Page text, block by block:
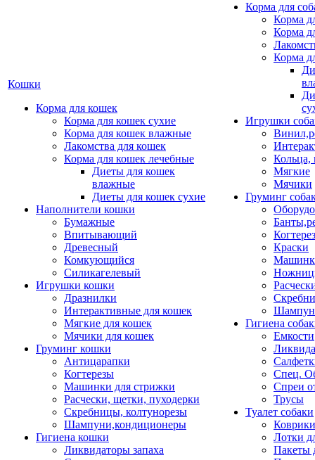
Кошки
Корма для кошек
Корма для кошек сухие
Корма для кошек влажные
Лакомства для кошек
Корма для кошек лечебные
Диеты для кошек
влажные
Диеты для кошек сухие
Наполнители кошки
Бумажные
Впитывающий
Древесный
Комкующийся
Силикагелевый
Игрушки кошки
Дразнилки
Интерактивные для кошек
Мягкие для кошек
Мячики для кошек
Груминг кошки
Антицарапки
Когтерезы
Машинки для стрижки
Расчески, щетки, пуходерки
Скребницы, колтунорезы
Шампуни,кондиционеры
Гигиена кошки
Ликвидаторы запаха
Корма для
Корма
Корма
Корма
Игрушки
Кольца,
Мягкие
Мячики
Груминг
Краски
Гигиена
Емкости
Спец.
Спреи
Трусы
Туалет собаки
Коврики
Лотки
Пакеты